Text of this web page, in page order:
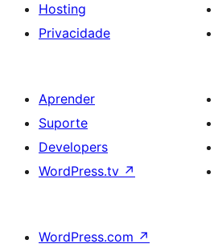
Hosting
Privacidade
Aprender
Suporte
Developers
WordPress.tv ↗
WordPress.com ↗